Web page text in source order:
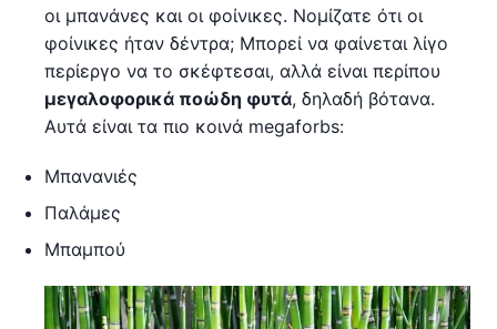
οι μπανάνες και οι φοίνικες. Νομίζατε ότι οι
φοίνικες ήταν δέντρα; Μπορεί να φαίνεται λίγο
περίεργο να το σκέφτεσαι, αλλά είναι περίπου
μεγαλοφορικά ποώδη φυτά, δηλαδή βότανα.
Αυτά είναι τα πιο κοινά megaforbs:
Μπανανιές
Παλάμες
Μπαμπού